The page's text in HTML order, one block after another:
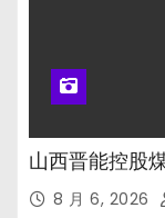
山西晋能控股
8 月 6, 2026